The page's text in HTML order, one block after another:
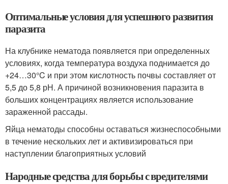
Оптимальные условия для успешного развития
паразита
На клубнике нематода появляется при определенных
условиях, когда температура воздуха поднимается до
+24…30°C и при этом кислотность почвы составляет от
5,5 до 5,8 рН. А причиной возникновения паразита в
больших концентрациях является использование
зараженной рассады.
Яйца нематоды способны оставаться жизнеспособными
в течение нескольких лет и активизироваться при
наступлении благоприятных условий
Народные средства для борьбы с вредителями